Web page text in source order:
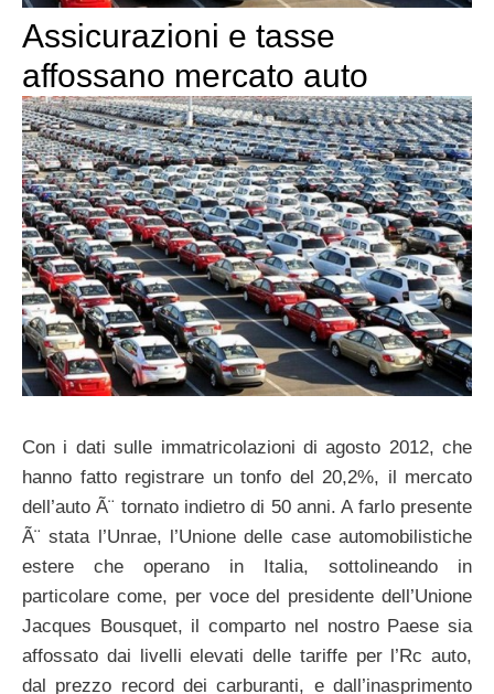
Assicurazioni e tasse
affossano mercato auto
Con i dati sulle immatricolazioni di agosto 2012, che
hanno fatto registrare un tonfo del 20,2%, il mercato
dell’auto Ã¨ tornato indietro di 50 anni. A farlo presente
Ã¨ stata l’Unrae, l’Unione delle case automobilistiche
estere che operano in Italia, sottolineando in
particolare come, per voce del presidente dell’Unione
Jacques Bousquet, il comparto nel nostro Paese sia
affossato dai livelli elevati delle tariffe per l’Rc auto,
dal prezzo record dei carburanti, e dall’inasprimento